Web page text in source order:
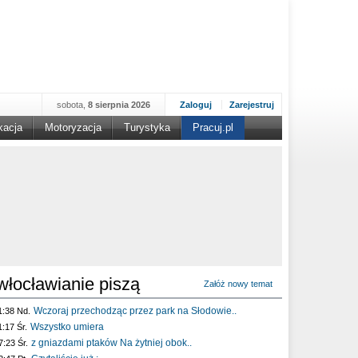
Zaloguj Zarejestruj
sobota, 8 sierpnia 2026
Motoryzacja Turystyka Pracuj.pl
piszą Załóż nowy temat
Nd. Wczoraj przechodząc przez park na Słodowie..
Śr. Wszystko umiera
Śr. z gniazdami ptaków Na żytniej obok..